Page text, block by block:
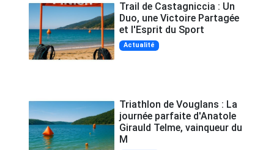
Trail de Castagniccia : Un
Duo, une Victoire Partagée
et l'Esprit du Sport
Actualité
Triathlon de Vouglans : La
journée parfaite d'Anatole
Girauld Telme, vainqueur du
M